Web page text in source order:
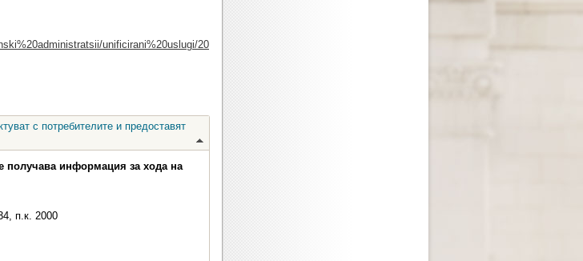
unificirani%20uslugi/20
с потребителите и предоставят
получава информация за хода на
п.к. 2000